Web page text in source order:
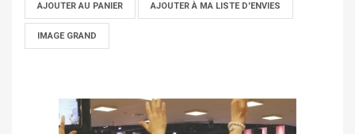
AJOUTER AU PANIER AJOUTER À MA LISTE D'ENVIES
IMAGE GRAND